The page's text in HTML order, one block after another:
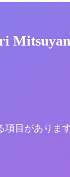
項目がありま